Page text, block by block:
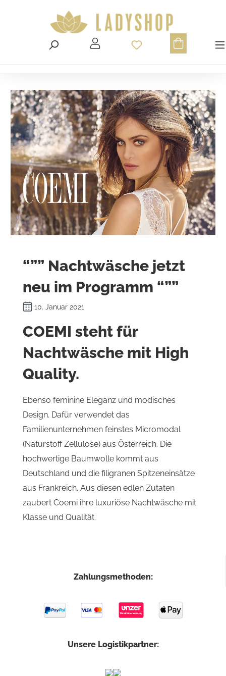
Du hast 0
“”” Nachtwäsche jetzt
neu im Programm “””
10. Januar 2021
COEMI steht für
Nachtwäsche mit High
Quality.
Ebenso feminine Eleganz und modisches
Design. Dafür verwendet das
Familienunternehmen feinstes Micromodal
(Naturstoff Zellulose) aus Österreich. Die
hochwertige Baumwolle kommt aus
Deutschland und die filigranen Spitzeneinsätze
aus Frankreich. Aus diesen edlen Zutaten
zaubert Coemi ihre luxuriöse Nachtwäsche mit
Klasse und Qualität.
Zahlungsmethoden:
Unsere Logistikpartner: